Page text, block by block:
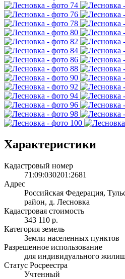
Характеристики
Кадастровый номер
71:09:030201:2681
Адрес
Российская Федерация,
район, д. Лесновка
Кадастровая стоимость
343 110 р.
Категория земель
Земли населенных пунктов
Разрешенное использование
для индивидуального
Статус Росреестра
Учтенный